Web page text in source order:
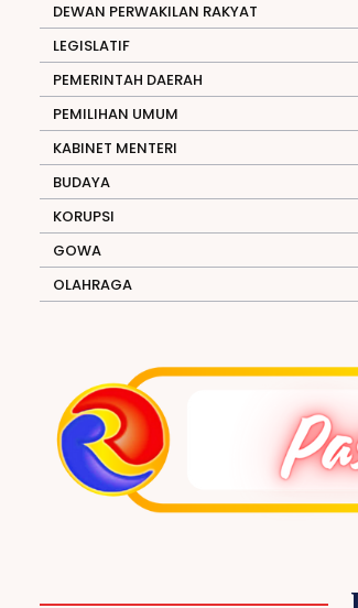
DEWAN PERWAKILAN RAKYAT
LEGISLATIF
PEMERINTAH DAERAH
PEMILIHAN UMUM
KABINET MENTERI
BUDAYA
KORUPSI
GOWA
OLAHRAGA